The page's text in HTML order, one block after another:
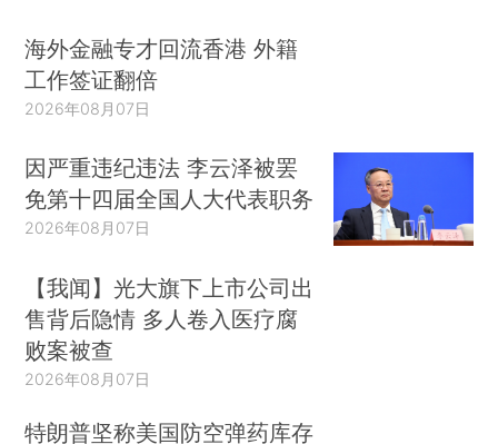
海外金融专才回流香港 外籍
工作签证翻倍
2026年08月07日
因严重违纪违法 李云泽被罢
免第十四届全国人大代表职务
2026年08月07日
【我闻】光大旗下上市公司出
售背后隐情 多人卷入医疗腐
败案被查
2026年08月07日
特朗普坚称美国防空弹药库存